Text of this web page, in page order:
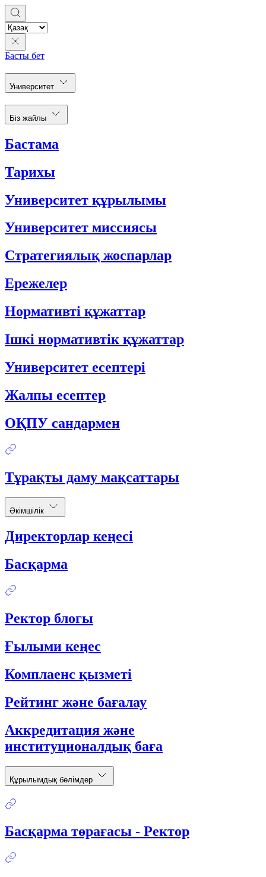
Басты бет
Университет
Біз жайлы
Бастама
Тарихы
Университет құрылымы
Университет миссиясы
Стратегиялық жоспарлар
Ережелер
Нормативті құжаттар
Ішкі нормативтік құжаттар
Университет есептері
Жалпы есептер
ОҚПУ сандармен
Тұрақты даму мақсаттары
Әкімшілік
Директорлар кеңесі
Басқарма
Ректор блогы
Ғылыми кеңес
Комплаенс қызметі
Рейтинг және бағалау
Аккредитация және
институционалдық баға
Құрылымдық бөлімдер
Басқарма төрағасы - Ректор